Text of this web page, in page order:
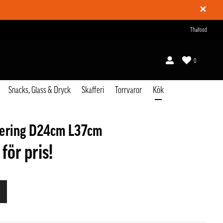
✕
Thaifood
0
Snacks, Glass & Dryck Skafferi Torrvaror Kök
D24cm L37cm
för pris!